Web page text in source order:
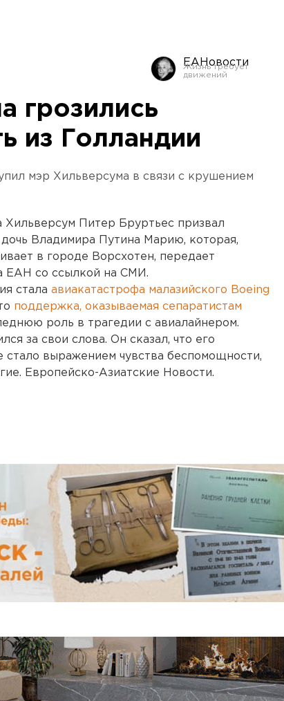
ЕАНовости
грозились
из Голландии
мэр Хильверсума в связи с крушением
Хильверсум Питер Бруртьес призвал
Владимира Путина Марию, которая,
в городе Ворсхотен, передает
ЕАН со ссылкой на СМИ.
стала авиакатастрофа малазийского Boeing
поддержка, оказываемая сепаратистам
роль в трагедии с авиалайнером.
за свои слова. Он сказал, что его
стало выражением чувства беспомощности,
Европейско-Азиатские Новости.